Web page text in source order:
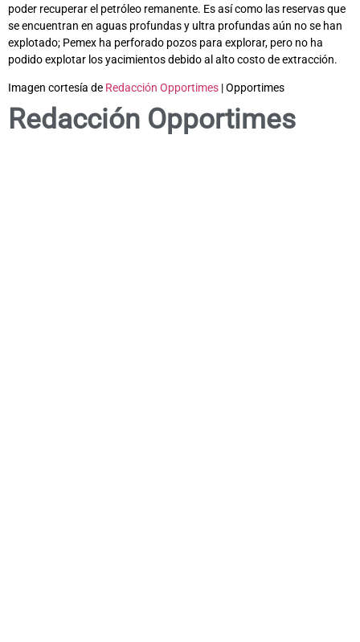
poder recuperar el petróleo remanente. Es así como las reservas que
se encuentran en aguas profundas y ultra profundas aún no se han
explotado; Pemex ha perforado pozos para explorar, pero no ha
podido explotar los yacimientos debido al alto costo de extracción.
Imagen cortesía de Redacción Opportimes | Opportimes
Redacción Opportimes